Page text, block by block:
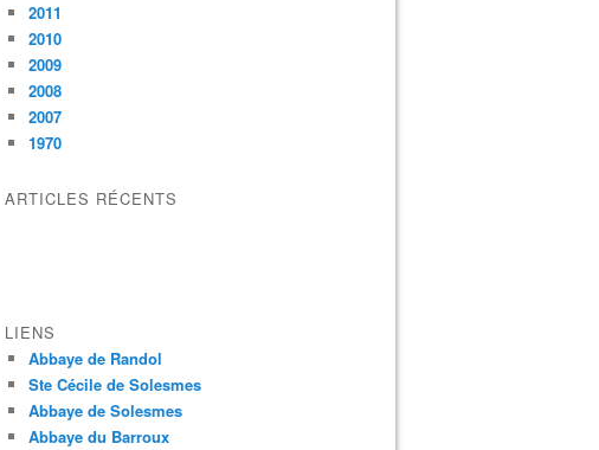
2011
2010
2009
2008
2007
1970
ARTICLES RÉCENTS
LIENS
Abbaye de Randol
Ste Cécile de Solesmes
Abbaye de Solesmes
Abbaye du Barroux